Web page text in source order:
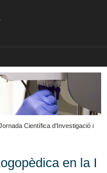
Científica d'Investigació i
en la I